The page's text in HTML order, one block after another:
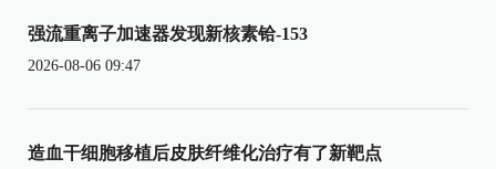
强流重离子加速器发现新核素铪-153
2026-08-06 09:47
造血干细胞移植后皮肤纤维化治疗有了新靶点